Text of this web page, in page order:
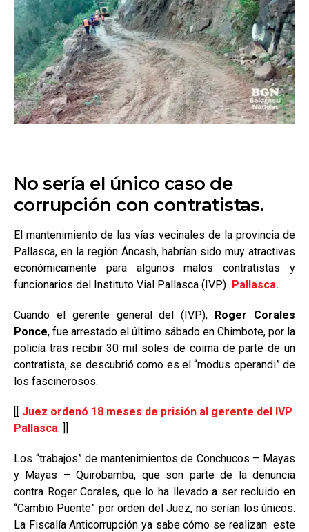
No sería el único caso de
corrupción con contratistas.
El mantenimiento de las vías vecinales de la provincia de
Pallasca, en la región Áncash, habrían sido muy atractivas
económicamente para algunos malos contratistas y
funcionarios del Instituto Vial Pallasca (IVP) Pallasca.
Cuando el gerente general del (IVP), Roger Corales
Ponce, fue arrestado el último sábado en Chimbote, por la
policía tras recibir 30 mil soles de coima de parte de un
contratista, se descubrió como es el “modus operandi” de
los fascinerosos.
[[ Juez ordenó 18 meses de prisión al gerente del IVP
Pallasca. ]]
Los “trabajos” de mantenimientos de Conchucos – Mayas
y Mayas – Quirobamba, que son parte de la denuncia
contra Roger Corales, que lo ha llevado a ser recluido en
“Cambio Puente” por orden del Juez, no serían los únicos.
La Fiscalía Anticorrupción ya sabe cómo se realizan este